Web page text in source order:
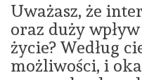
Uważasz, że
oraz duży
życie? Według
możliwości, i